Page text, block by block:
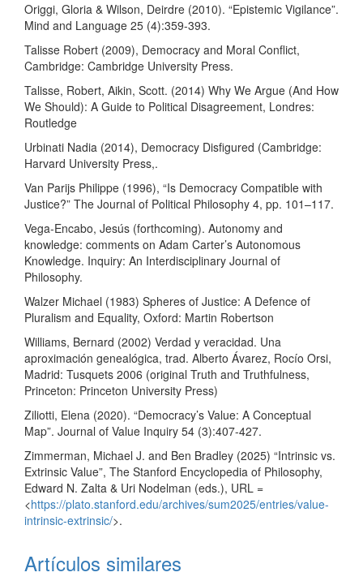
Origgi, Gloria & Wilson, Deirdre (2010). “Epistemic Vigilance”.
Mind and Language 25 (4):359-393.
Talisse Robert (2009), Democracy and Moral Conflict,
Cambridge: Cambridge University Press.
Talisse, Robert, Aikin, Scott. (2014) Why We Argue (And How
We Should): A Guide to Political Disagreement, Londres:
Routledge
Urbinati Nadia (2014), Democracy Disfigured (Cambridge:
Harvard University Press,.
Van Parijs Philippe (1996), “Is Democracy Compatible with
Justice?” The Journal of Political Philosophy 4, pp. 101–117.
Vega-Encabo, Jesús (forthcoming). Autonomy and
knowledge: comments on Adam Carter’s Autonomous
Knowledge. Inquiry: An Interdisciplinary Journal of
Philosophy.
Walzer Michael (1983) Spheres of Justice: A Defence of
Pluralism and Equality, Oxford: Martin Robertson
Williams, Bernard (2002) Verdad y veracidad. Una
aproximación genealógica, trad. Alberto Ávarez, Rocío Orsi,
Madrid: Tusquets 2006 (original Truth and Truthfulness,
Princeton: Princeton University Press)
Ziliotti, Elena (2020). “Democracy’s Value: A Conceptual
Map”. Journal of Value Inquiry 54 (3):407-427.
Zimmerman, Michael J. and Ben Bradley (2025) “Intrinsic vs.
Extrinsic Value”, The Stanford Encyclopedia of Philosophy,
Edward N. Zalta & Uri Nodelman (eds.), URL =
<https://plato.stanford.edu/archives/sum2025/entries/value-
intrinsic-extrinsic/>.
Artículos similares